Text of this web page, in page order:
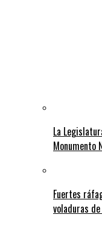
La
Monumento
Fuertes
voladuras